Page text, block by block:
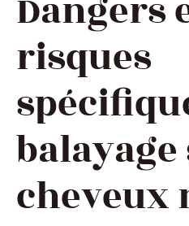
Dangers
risques
cheveux